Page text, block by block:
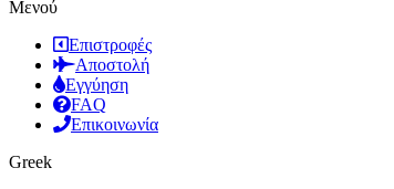
Μενού
Επιστροφές
Αποστολή
Εγγύηση
FAQ
Επικοινωνία
Greek